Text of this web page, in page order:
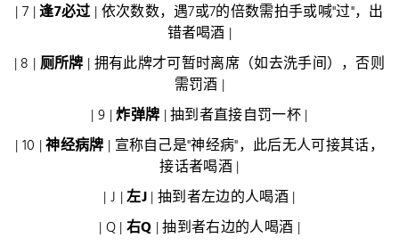
| 7 |逢7必过| 依次数数，遇7或7的倍数需拍手或喊"过"，出
错者喝酒 |
| 8 |厕所牌 | 拥有此牌才可暂时离席（如去洗手间），否则
需罚酒 |
| 9 |炸弹牌 | 抽到者直接自罚一杯 |
| 10 |神经病牌 | 宣称自己是"神经病"，此后无人可接其话，
接话者喝酒 |
| J |左J| 抽到者左边的人喝酒 |
| Q |右Q | 抽到者右边的人喝酒 |